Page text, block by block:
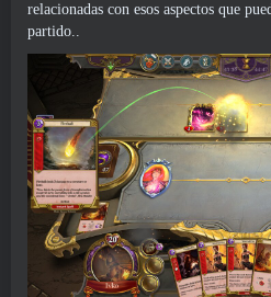
relacionadas con esos aspectos que
partido..